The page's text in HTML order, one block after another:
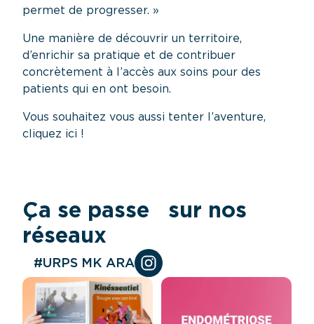
permet de progresser. »
Une manière de découvrir un territoire,
d’enrichir sa pratique et de contribuer
concrètement à l’accès aux soins pour des
patients qui en ont besoin.
Vous souhaitez vous aussi tenter l’aventure,
cliquez ici !
Ça se passe sur nos
réseaux
#URPS MK ARA